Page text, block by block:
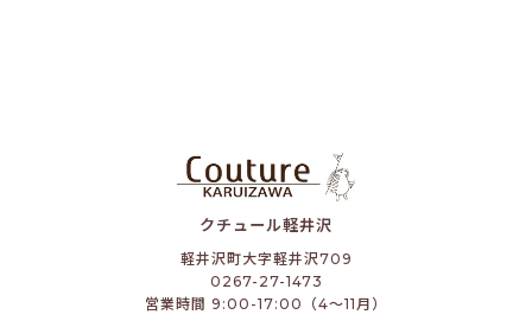
クチュール軽井沢
軽井沢町大字軽井沢709
0267-27-1473
営業時間 9:00-17:00（4～11月）